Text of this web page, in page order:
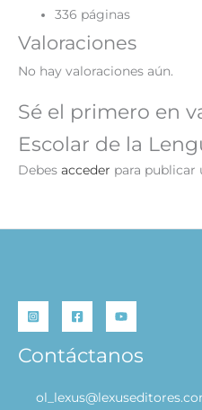
336 páginas
Valoraciones
No hay valoraciones aún.
Sé el primero en
Escolar de la
Debes acceder para publicar
Contáctanos